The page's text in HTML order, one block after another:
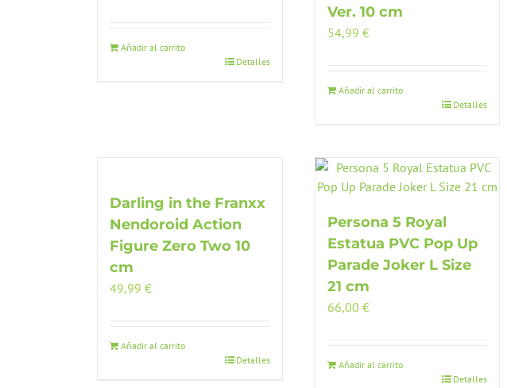
Añadir al carrito
Detalles
Ver. 10 cm
54,99 €
Añadir al carrito
Detalles
Darling in the Franxx
Nendoroid Action
Figure Zero Two 10
cm
49,99 €
Añadir al carrito
Detalles
Persona 5 Royal
Estatua PVC Pop Up
Parade Joker L Size
21 cm
66,00 €
Añadir al carrito
Detalles